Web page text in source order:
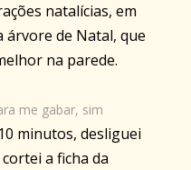
natalícias, em
árvore de Natal, que
na parede.
me gabar, sim
minutos, desliguei
a ficha da